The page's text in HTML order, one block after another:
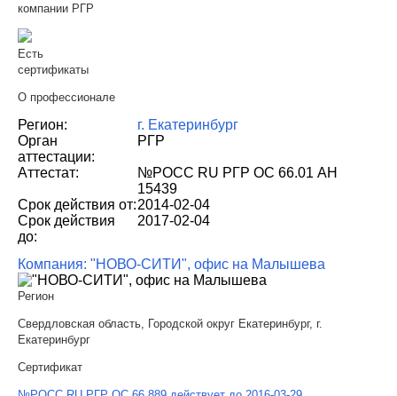
компании РГР
Есть
сертификаты
О профессионале
Регион:
г. Екатеринбург
Орган
аттестации:
РГР
Аттестат:
№РОСС RU РГР ОС 66.01 АН
15439
Срок действия от:2014-02-04
Срок действия
до:
2017-02-04
Компания: "НОВО-СИТИ", офис на Малышева
Регион
Свердловская область, Городской округ Екатеринбург, г.
Екатеринбург
Сертификат